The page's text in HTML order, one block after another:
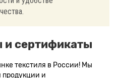
сертификаты
текстиля в России! Мы
продукции и